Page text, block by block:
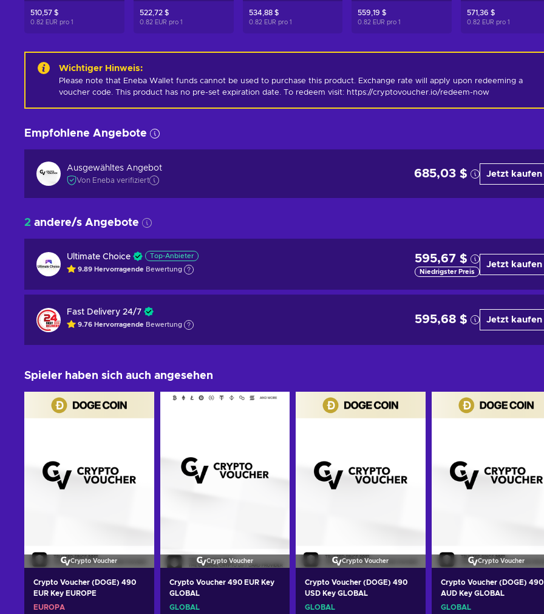
510,57 $
0.82 EUR pro 1
522,72 $
0.82 EUR pro 1
534,88 $
0.82 EUR pro 1
559,19 $
0.82 EUR pro1
571,36 $
0.82 EUR pro1
Wichtiger Hinweis:
Please note that Eneba Wallet funds cannot be used to purchase this product. Exchange rate will apply upon redeeming a
voucher code. This product has no pre-set expiration date. To redeem visit: https://cryptovoucher.io/redeem-now
Empfohlene Angebote
Ausgewähltes Angebot
Von Eneba verifiziert
685,03 $ Jetzt kaufen
2 andere/s Angebote
Ultimate Choice Top-Anbieter
9.89 Hervorragende Bewertung
595,67 $
Niedrigster Preis
Jetzt kaufen
Fast Delivery 24/7
9.76 Hervorragende Bewertung 595,68 $ Jetzt kaufen
Spieler haben sich auch angesehen
Crypto Voucher
Crypto Voucher (DOGE) 490
EUR Key EUROPE
EUROPA
Crypto Voucher
Crypto Voucher 490 EUR Key
GLOBAL
GLOBAL
Crypto Voucher
Crypto Voucher (DOGE) 490
USD Key GLOBAL
GLOBAL
Crypto Voucher
Crypto Voucher (DOGE) 490
AUD Key GLOBAL
GLOBAL